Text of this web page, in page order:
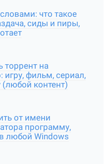
что такое
сиды и пиры,
торрент на
игру, фильм, сериал,
контент)
от имени
программу,
любой Windows